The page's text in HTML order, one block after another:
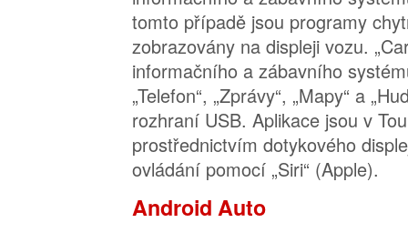
tomto případě jsou programy
zobrazovány na displeji vozu.
informačního a zábavního
„Telefon“, „Zprávy“, „Mapy“ a
rozhraní USB. Aplikace jsou v
prostřednictvím dotykového
ovládání pomocí „Siri“ (Apple).
Android Auto